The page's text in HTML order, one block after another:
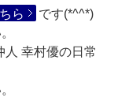
ら
です(*^^*)
人 幸村優の日常